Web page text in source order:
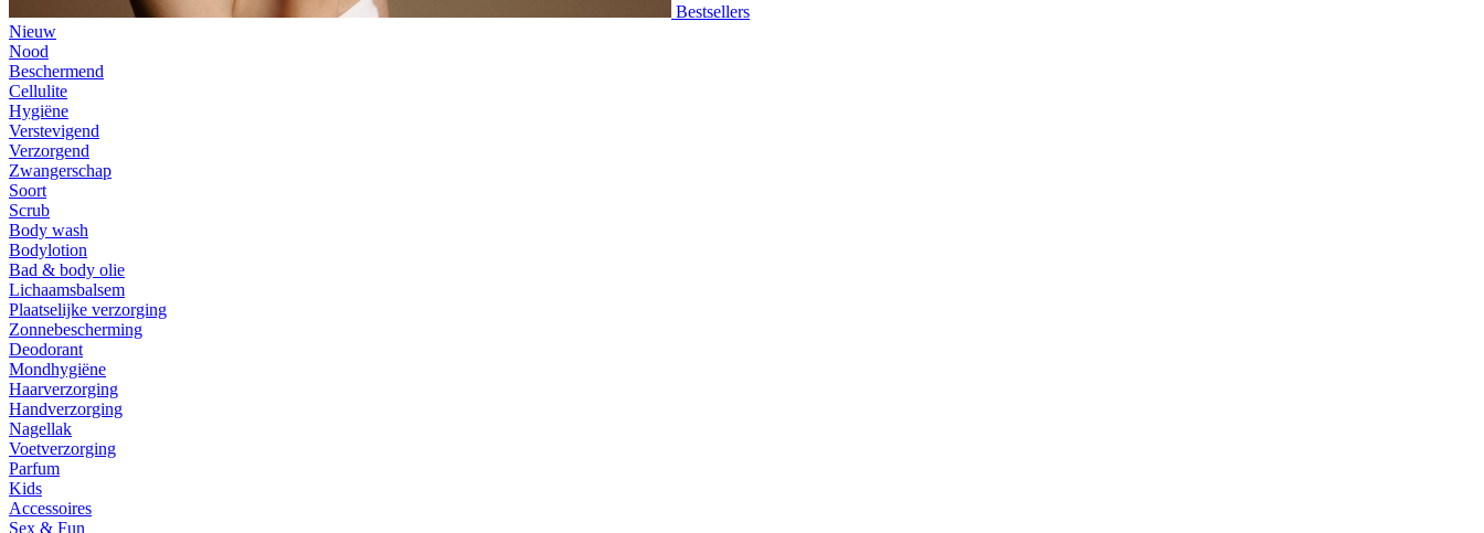
Bestsellers
Nieuw
Nood
Beschermend
Cellulite
Hygiëne
Verstevigend
Verzorgend
Zwangerschap
Soort
Scrub
Body wash
Bodylotion
Bad & body olie
Lichaamsbalsem
Plaatselijke verzorging
Zonnebescherming
Deodorant
Mondhygiëne
Haarverzorging
Handverzorging
Nagellak
Voetverzorging
Parfum
Kids
Accessoires
Sex & Fun